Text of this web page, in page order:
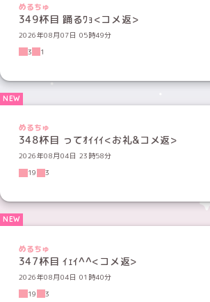
めるちゅ
349杯目 踊るﾜｮ<コメ返>
2026年08月07日 05時49分
3
1
めるちゅ
348杯目 ってｵｲｲｲ<お礼&コメ返>
2026年08月04日 23時58分
19
3
めるちゅ
347杯目 ｲｪｲ^^<コメ返>
2026年08月04日 01時40分
19
3